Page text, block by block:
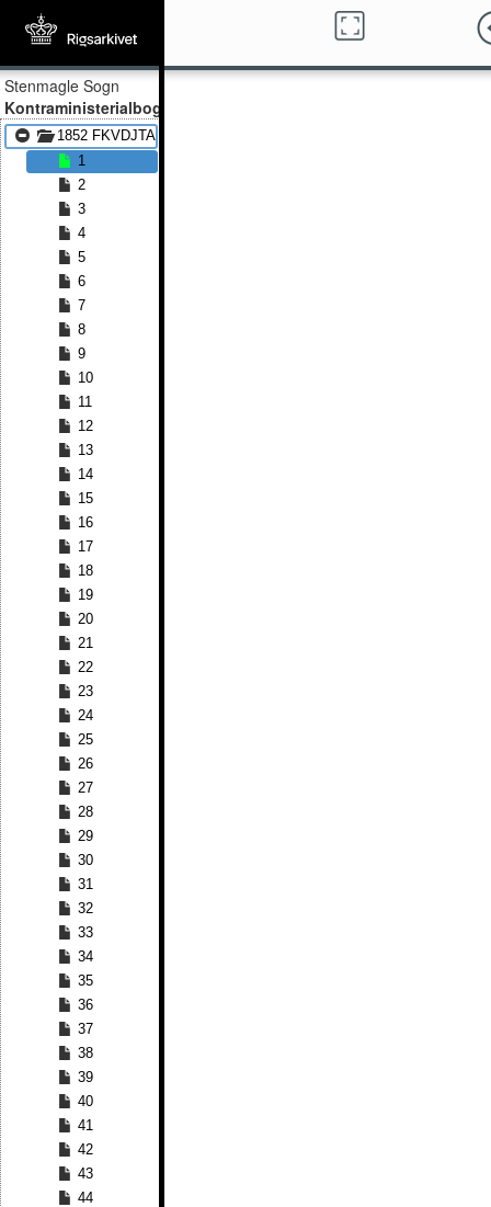
Stenmagle Sogn
Kontraministerialbog
1852 FKVDJTA - 1857 FKVDJTA
1
2
3
4
5
6
7
8
9
10
11
12
13
14
15
16
17
18
19
20
21
22
23
24
25
26
27
28
29
30
31
32
33
34
35
36
37
38
39
40
41
42
43
44